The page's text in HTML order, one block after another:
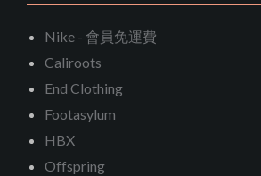
Nike - 會員免運費
Caliroots
End Clothing
Footasylum
HBX
Offspring